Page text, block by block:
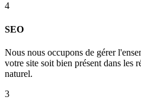
4
SEO
Nous nous occupons de gérer
votre site soit bien présent dans les
naturel.
3